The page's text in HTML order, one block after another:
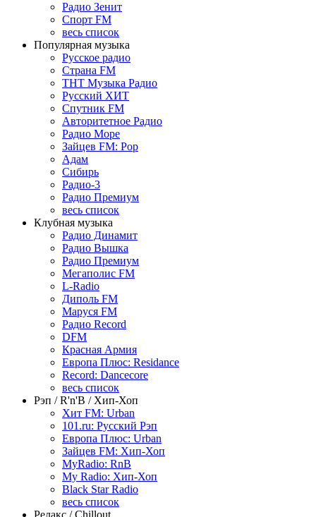
Радио Зенит
Спорт FM
весь список
Популярная музыка
Русское радио
Страна FM
ТНТ Музыка Радио
Русский ХИТ
Спутник FM
Авторитетное Радио
Радио Море
Зайцев FM: Pop
Адам
Сибирь
Радио-3
Радио Премиум
весь список
Клубная музыка
Радио Динамит
Радио Вышка
Радио Премиум
Мегаполис FM
L-Radio
Диполь FM
Маруся FM
Радио Record
DFM
Красная Армия
Европа Плюс: Residance
Record: Dancecore
весь список
Рэп / R'n'B / Хип-Хоп
Хит FM: Urban
101.ru: Русский Рэп
Европа Плюс: Urban
Зайцев FM: Хип-Хоп
MyRadio: RnB
My Radio: Хип-Хоп
Black Star Radio
весь список
Релакс / Chillout